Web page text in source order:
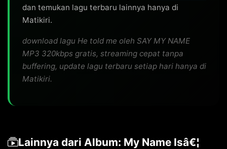
dan temukan lagu terbaru lainnya hanya di
Matikiri.
download lagu He told me oleh SAY MY NAME
MP3 320kbps gratis, streaming cepat tanpa
buffering, update lagu terbaru setiap hari hanya di
Matikiri.
Lainnya dari Album: My Name Isâ€¦